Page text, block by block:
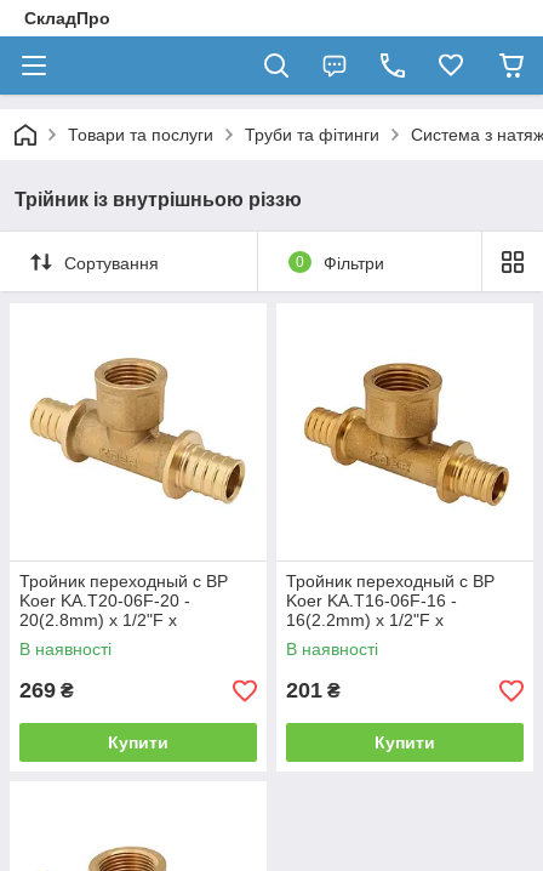
СкладПро
Товари та послуги Труби та фітинги Система з
Трійник із внутрішньою різзю
Сортування 0 Фільтри
Тройник переходный с ВР
Koer KA.T20-06F-20 -
20(2.8mm) x 1/2"F x
20(2.8mm) (KR4895)
В наявності
269 ₴
Купити
Тройник переходный с ВР
Koer KA.T16-06F-16 -
16(2.2mm) x 1/2"F x
16(2.2mm) (KR4894)
В наявності
201 ₴
Купити